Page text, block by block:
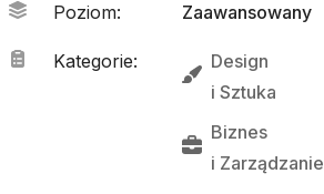
Poziom: Zaawansowany
Kategorie:
Design
i Sztuka
Biznes
i Zarządzanie